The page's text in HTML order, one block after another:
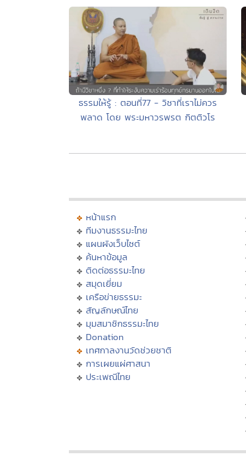
ธรรมให้รู้ : ตอนที่77 - วิชาที่เราไม่ควร
พลาด โดย พระมหาวรพรต กิตติวโร
หน้าแรก
ทีมงานธรรมะไทย
แผนผังเว็บไซต์
ค้นหาข้อมูล
ติดต่อธรรมะไทย
สมุดเยี่ยม
เครือข่ายธรรมะ
สัญลักษณ์ไทย
มุมสมาชิกธรรมะไทย
Donation
เทศกาลงานวัดช่วยชาติ
การเผยแผ่ศาสนา
ประเพณีไทย